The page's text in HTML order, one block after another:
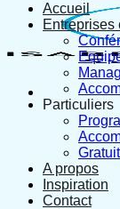
Accueil
Entreprises
Particuliers
A propos
Inspiration
Contact